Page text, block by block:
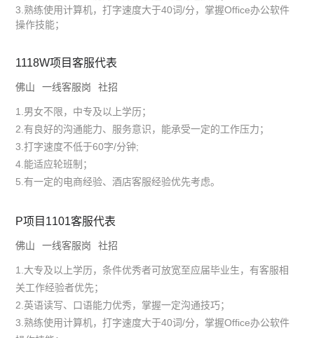
3.熟练使用计算机，打字速度大于40词/分，掌握Office办公软件
操作技能；
1118W项目客服代表
佛山 一线客服岗 社招
1.男女不限，中专及以上学历；
2.有良好的沟通能力、服务意识，能承受一定的工作压力；
3.打字速度不低于60字/分钟;
4.能适应轮班制；
5.有一定的电商经验、酒店客服经验优先考虑。
P项目1101客服代表
佛山 一线客服岗 社招
1.大专及以上学历，条件优秀者可放宽至应届毕业生，有客服相
关工作经验者优先；
2.英语读写、口语能力优秀，掌握一定沟通技巧；
3.熟练使用计算机，打字速度大于40词/分，掌握Office办公软件